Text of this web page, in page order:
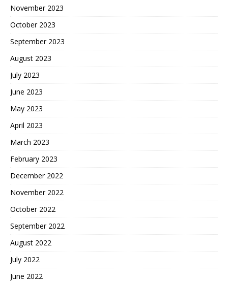
November 2023
October 2023
September 2023
August 2023
July 2023
June 2023
May 2023
April 2023
March 2023
February 2023
December 2022
November 2022
October 2022
September 2022
August 2022
July 2022
June 2022